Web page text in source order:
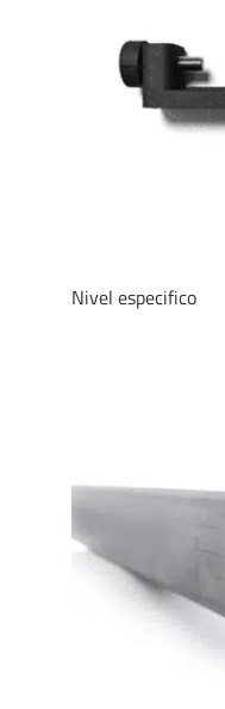
Nivel especifico